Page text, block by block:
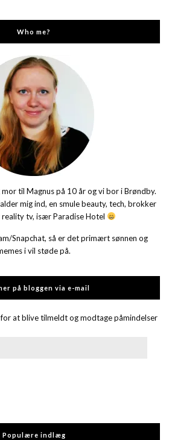
Who me?
til Magnus på 10 år og vi bor i Brøndby.
mig ind, en smule beauty, tech, brokker
reality tv, især Paradise Hotel
Snapchat, så er det primært sønnen og
i vil støde på.
på bloggen via e-mail
at blive tilmeldt og modtage påmindelser
Populære indlæg